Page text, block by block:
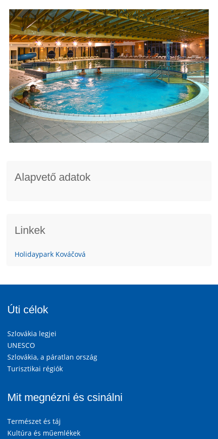
Alapvető adatok
Linkek
Holidaypark Kováčová
Úti célok
Szlovákia legjei
UNESCO
Szlovákia, a páratlan ország
Turisztikai régiók
Mit megnézni és csinálni
Természet és táj
Kultúra és műemlékek